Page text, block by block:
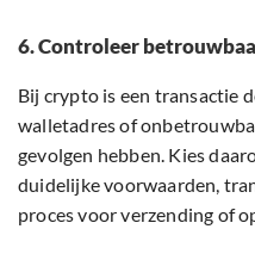
6. Controleer
Bij crypto is een transactie
walletadres of
gevolgen hebben. Kies
duidelijke voorwaarden,
proces voor verzending of